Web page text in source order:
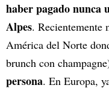
haber pagado
Alpes. Recientemente
América del Norte
brunch con
persona. En Europa,